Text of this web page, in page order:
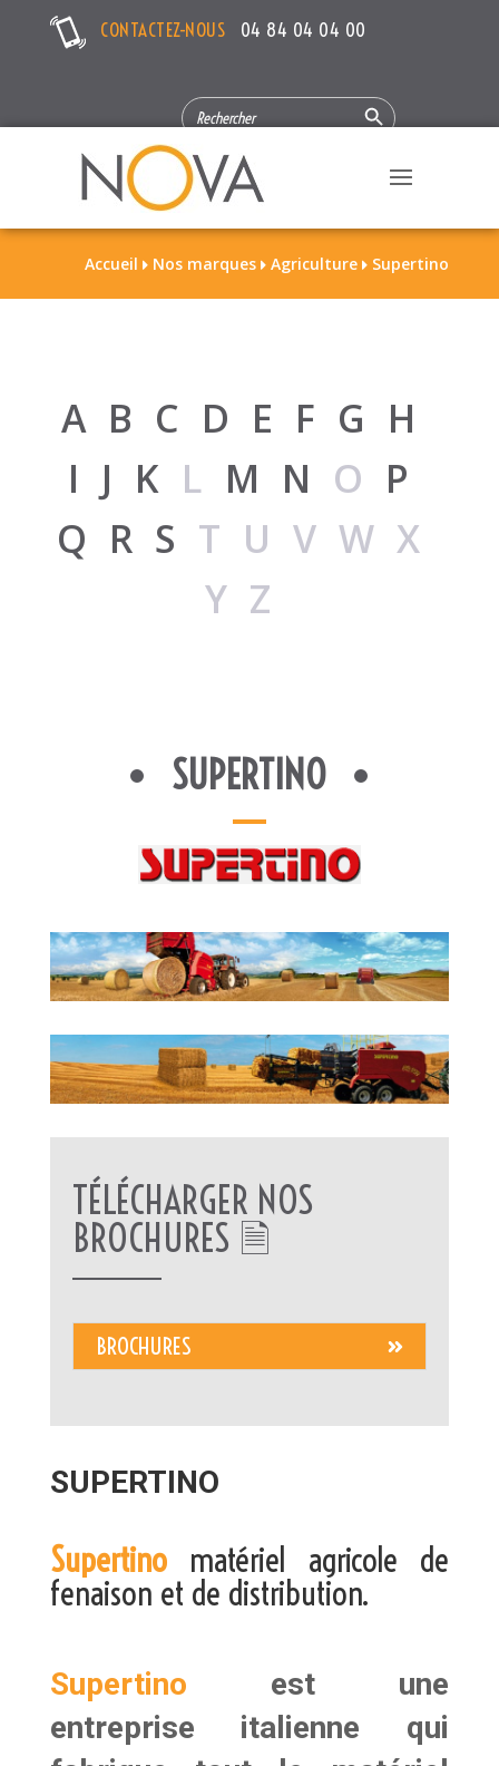
CONTACTEZ-NOUS 04 84 04 04 00
SEARCH
FOR:
Search Button
Accueil  Nos marques  Agriculture  Supertino
A B C D E F G H
I J K L M N O P
Q R S TUVWX
YZ
SUPERTINO
TÉLÉCHARGER NOS
BROCHURES 🗎
BROCHURES
SUPERTINO
Supertino matériel agricole de
fenaison et de distribution.
Supertino
est une
entreprise italienne qui